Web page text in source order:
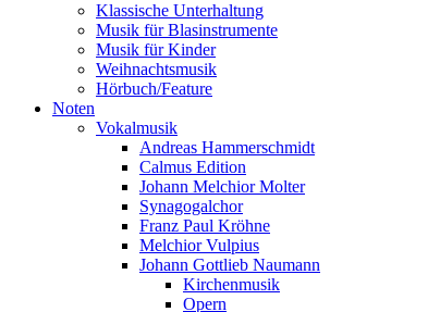
Klassische Unterhaltung
Musik für Blasinstrumente
Musik für Kinder
Weihnachtsmusik
Hörbuch/Feature
Noten
Vokalmusik
Andreas Hammerschmidt
Calmus Edition
Johann Melchior Molter
Synagogalchor
Franz Paul Kröhne
Melchior Vulpius
Johann Gottlieb Naumann
Kirchenmusik
Opern